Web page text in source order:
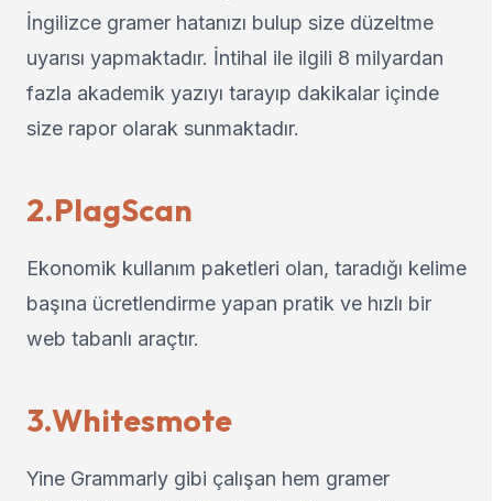
İngilizce gramer hatanızı bulup size düzeltme
uyarısı yapmaktadır. İntihal ile ilgili 8 milyardan
fazla akademik yazıyı tarayıp dakikalar içinde
size rapor olarak sunmaktadır.
2.PlagScan
Ekonomik kullanım paketleri olan, taradığı kelime
başına ücretlendirme yapan pratik ve hızlı bir
web tabanlı araçtır.
3.Whitesmote
Yine Grammarly gibi çalışan hem gramer